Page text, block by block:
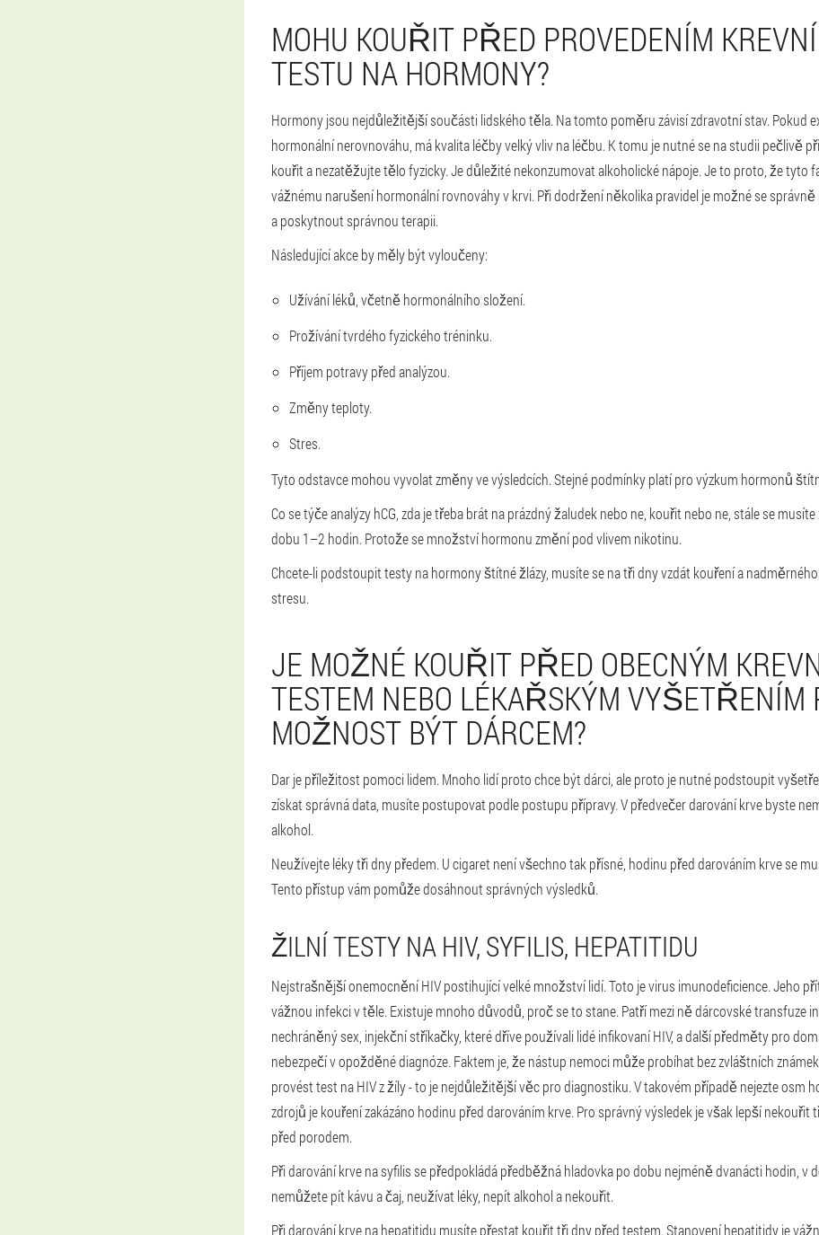
MOHU KOUŘIT PŘED PROVEDENÍM
TESTU NA HORMONY?
Hormony jsou nejdůležitější součásti lidského těla. Na tomto poměru závisí zdravotní stav. Pokud
hormonální nerovnováhu, má kvalita léčby velký vliv na léčbu. K tomu je nutné se na studii pečlivě
kouřit a nezatěžujte tělo fyzicky. Je důležité nekonzumovat alkoholické nápoje. Je to proto, že tyto
vážnému narušení hormonální rovnováhy v krvi. Při dodržení několika pravidel je možné se
a poskytnout správnou terapii.
Následující akce by měly být vyloučeny:
Užívání léků, včetně hormonálního složení.
Prožívání tvrdého fyzického tréninku.
Příjem potravy před analýzou.
Změny teploty.
Stres.
Tyto odstavce mohou vyvolat změny ve výsledcích. Stejné podmínky platí pro výzkum hormonů
Co se týče analýzy hCG, zda je třeba brát na prázdný žaludek nebo ne, kouřit nebo ne, stále se
dobu 1–2 hodin. Protože se množství hormonu změní pod vlivem nikotinu.
Chcete-li podstoupit testy na hormony štítné žlázy, musíte se na tři dny vzdát kouření a
stresu.
JE MOŽNÉ KOUŘIT PŘED OBECNÝM
TESTEM NEBO LÉKAŘSKÝM VYŠETŘENÍM
MOŽNOST BÝT DÁRCEM?
Dar je příležitost pomoci lidem. Mnoho lidí proto chce být dárci, ale proto je nutné podstoupit
získat správná data, musíte postupovat podle postupu přípravy. V předvečer darování krve byste
alkohol.
Neužívejte léky tři dny předem. U cigaret není všechno tak přísné, hodinu před darováním krve se
Tento přístup vám pomůže dosáhnout správných výsledků.
ŽILNÍ TESTY NA HIV, SYFILIS, HEPATITIDU
Nejstrašnější onemocnění HIV postihující velké množství lidí. Toto je virus imunodeficience. Jeho
vážnou infekci v těle. Existuje mnoho důvodů, proč se to stane. Patří mezi ně dárcovské transfuze
nechráněný sex, injekční stříkačky, které dříve používali lidé infikovaní HIV, a další předměty pro
nebezpečí v opožděné diagnóze. Faktem je, že nástup nemoci může probíhat bez zvláštních
provést test na HIV z žíly - to je nejdůležitější věc pro diagnostiku. V takovém případě nejezte osm
zdrojů je kouření zakázáno hodinu před darováním krve. Pro správný výsledek je však lepší nekouřit
před porodem.
Při darování krve na syfilis se předpokládá předběžná hladovka po dobu nejméně dvanácti hodin, v
nemůžete pít kávu a čaj, neužívat léky, nepít alkohol a nekouřit.
Při darování krve na hepatitidu musíte přestat kouřit tři dny před testem. Stanovení hepatitidy je